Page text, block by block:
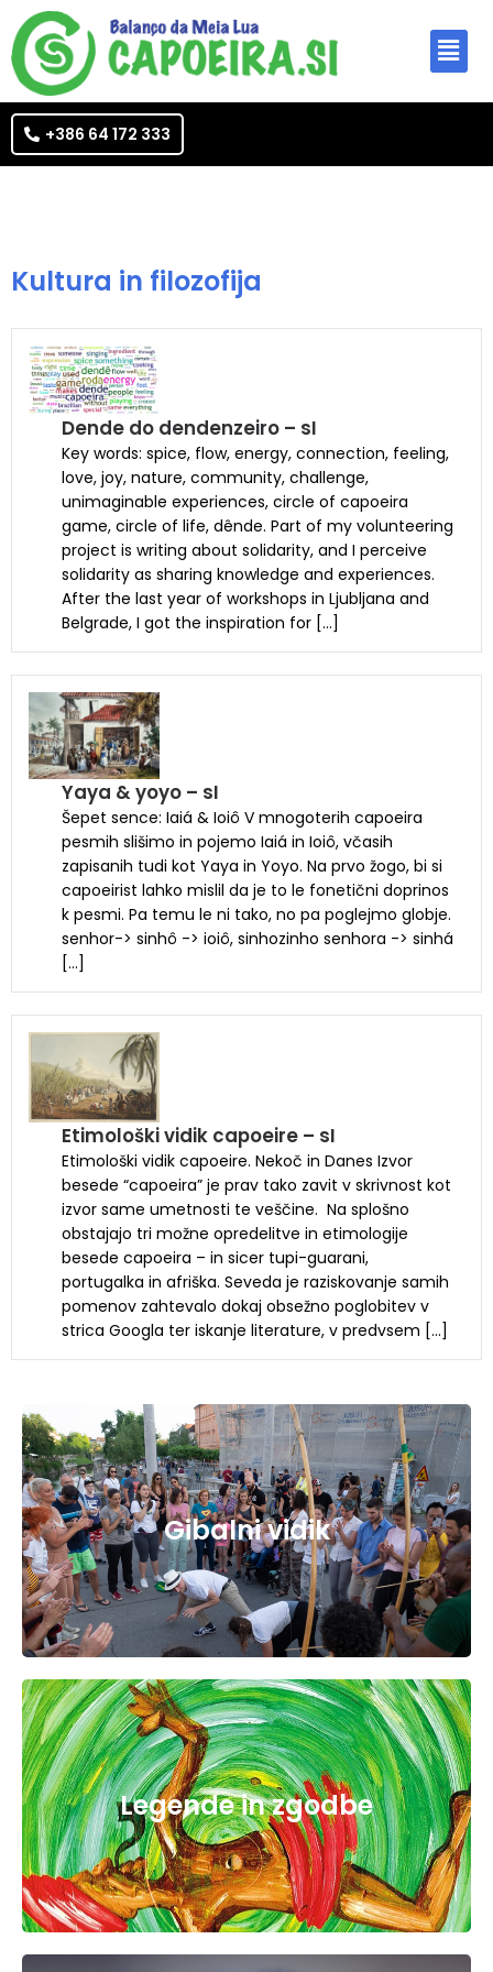
+386 64 172 333
Kultura in filozofija
Dende do dendenzeiro – sI
Key words: spice, flow, energy, connection, feeling,
love, joy, nature, community, challenge,
unimaginable experiences, circle of capoeira
game, circle of life, dênde. Part of my volunteering
project is writing about solidarity, and I perceive
solidarity as sharing knowledge and experiences.
After the last year of workshops in Ljubljana and
Belgrade, I got the inspiration for […]
Yaya & yoyo – sI
Šepet sence: Iaiá & Ioiô V mnogoterih capoeira
pesmih slišimo in pojemo Iaiá in Ioiô, včasih
zapisanih tudi kot Yaya in Yoyo. Na prvo žogo, bi si
capoeirist lahko mislil da je to le fonetični doprinos
k pesmi. Pa temu le ni tako, no pa poglejmo globje.
senhor-> sinhô -> ioiô, sinhozinho senhora -> sinhá
[…]
Etimološki vidik capoeire – sI
Etimološki vidik capoeire. Nekoč in Danes Izvor
besede “capoeira” je prav tako zavit v skrivnost kot
izvor same umetnosti te veščine. Na splošno
obstajajo tri možne opredelitve in etimologije
besede capoeira – in sicer tupi-guarani,
portugalka in afriška. Seveda je raziskovanje samih
pomenov zahtevalo dokaj obsežno poglobitev v
strica Googla ter iskanje literature, v predvsem […]
Gibalni vidik
Legende in zgodbe